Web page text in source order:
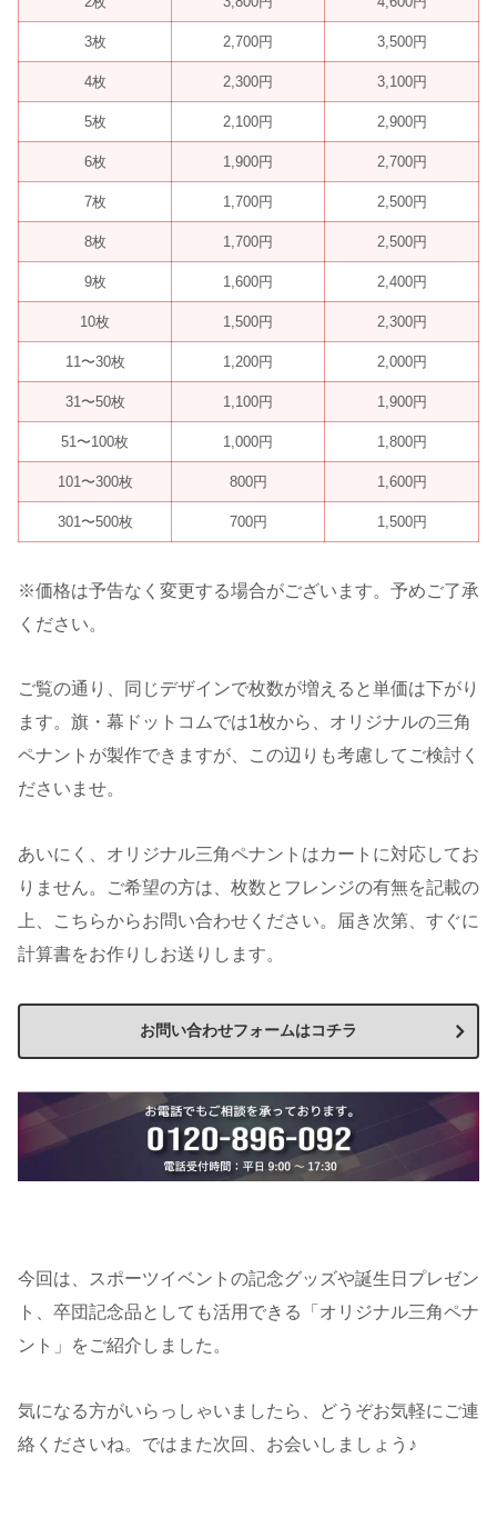
3枚 2,700円 3,500円
4枚 2,300円 3,100円
5枚 2,100円 2,900円
6枚 1,900円 2,700円
7枚 1,700円 2,500円
8枚 1,700円 2,500円
9枚 1,600円 2,400円
10枚 1,500円 2,300円
11〜30枚 1,200円 2,000円
31〜50枚 1,100円 1,900円
51〜100枚 1,000円 1,800円
101〜300枚 800円 1,600円
301〜500枚 700円 1,500円
※価格は予告なく変更する場合がございます。予めご了承
ください。
ご覧の通り、同じデザインで枚数が増えると単価は下がり
ます。旗・幕ドットコムでは1枚から、オリジナルの三角
ペナントが製作できますが、この辺りも考慮してご検討く
ださいませ。
あいにく、オリジナル三角ペナントはカートに対応してお
りません。ご希望の方は、枚数とフレンジの有無を記載の
上、こちらからお問い合わせください。届き次第、すぐに
計算書をお作りしお送りします。
お問い合わせフォームはコチラ
今回は、スポーツイベントの記念グッズや誕生日プレゼン
ト、卒団記念品としても活用できる「オリジナル三角ペナ
ント」をご紹介しました。
気になる方がいらっしゃいましたら、どうぞお気軽にご連
絡くださいね。ではまた次回、お会いしましょう♪